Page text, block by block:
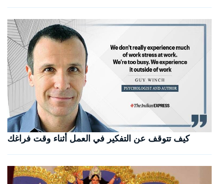
كيف تتوقف عن التفكير في العمل أثناء وقت فراغك